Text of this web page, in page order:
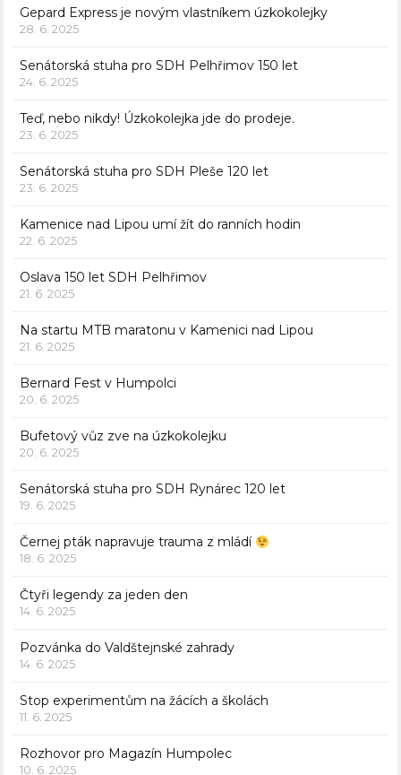
Gepard Express je novým vlastníkem úzkokolejky
28. 6. 2025
Senátorská stuha pro SDH Pelhřimov 150 let
24. 6. 2025
Teď, nebo nikdy! Úzkokolejka jde do prodeje.
23. 6. 2025
Senátorská stuha pro SDH Pleše 120 let
23. 6. 2025
Kamenice nad Lipou umí žít do ranních hodin
22. 6. 2025
Oslava 150 let SDH Pelhřimov
21. 6. 2025
Na startu MTB maratonu v Kamenici nad Lipou
21. 6. 2025
Bernard Fest v Humpolci
20. 6. 2025
Bufetový vůz zve na úzkokolejku
20. 6. 2025
Senátorská stuha pro SDH Rynárec 120 let
19. 6. 2025
Černej pták napravuje trauma z mládí
18. 6. 2025
Čtyři legendy za jeden den
14. 6. 2025
Pozvánka do Valdštejnské zahrady
14. 6. 2025
Stop experimentům na žácích a školách
11. 6. 2025
Rozhovor pro Magazín Humpolec
10. 6. 2025